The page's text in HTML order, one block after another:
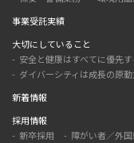
事業受託実績
大切にしていること
安全と健康はすべてに優先す
ダイバーシティは成長の原動
新着情報
採用情報
新卒採用
障がい者／外